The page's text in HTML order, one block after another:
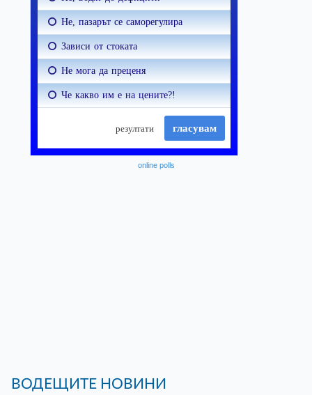
online polls
ВОДЕЩИТЕ НОВИНИ